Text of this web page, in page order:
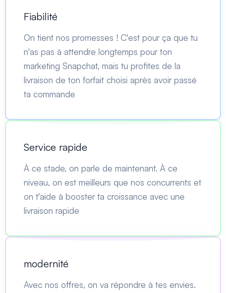
Fiabilité
On tient nos promesses ! C'est pour ça que tu
n'as pas à attendre longtemps pour ton
marketing Snapchat, mais tu profites de la
livraison de ton forfait choisi après avoir passé
ta commande
Service rapide
À ce stade, on parle de maintenant. À ce
niveau, on est meilleurs que nos concurrents et
on t'aide à booster ta croissance avec une
livraison rapide
modernité
Avec nos offres, on va répondre à tes envies.